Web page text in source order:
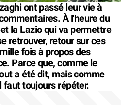
ont passé leur vie à
À l'heure du
la Lazio qui va permettre
retrouver, retour sur ces
fois à propos des
Parce que, comme le
a été dit, mais comme
faut toujours répéter.